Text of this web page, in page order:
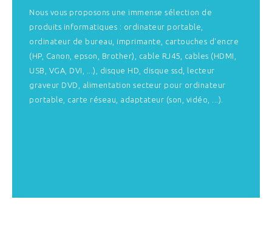
Nous vous proposons une immense sélection de
produits informatiques : ordinateur portable,
ordinateur de bureau, imprimante, cartouches d'encre
(HP, Canon, epson, Brother), cable RJ45, cables (HDMI,
USB, VGA, DVI, ...), disque HD, disque ssd, lecteur
graveur DVD, alimentation secteur pour ordinateur
portable, carte réseau, adaptateur (son, vidéo, ...).